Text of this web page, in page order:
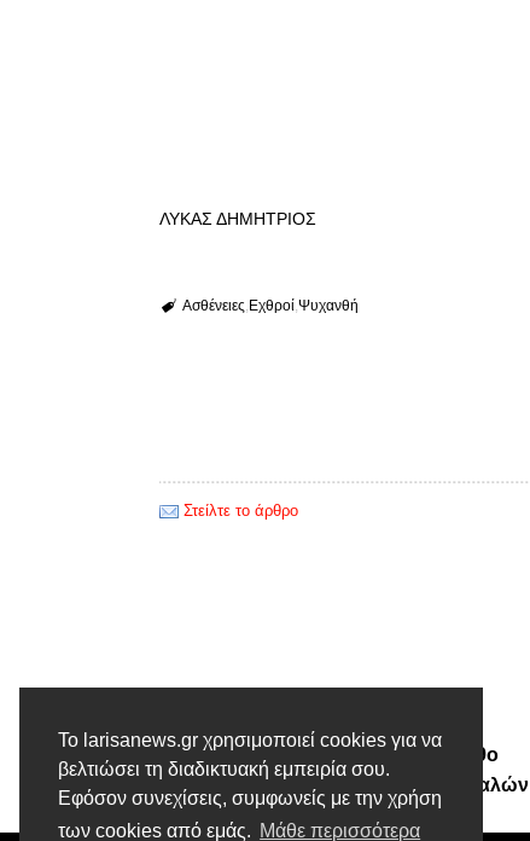
Το larisanews.gr χρησιμοποιεί cookies για να
βελτιώσει τη διαδικτυακή εμπειρία σου.
Εφόσον συνεχίσεις, συμφωνείς με την χρήση
των cookies από εμάς. Μάθε περισσότερα
ΛΥΚΑΣ ΔΗΜΗΤΡΙΟΣ
Ασθένειες Εχθροί Ψυχανθή
Στείλτε το άρθρο
Χαιρετισμός Γ. Κωτσού στο 9ο
Παγκόσμιο Αντάμωμα Θεσσαλών